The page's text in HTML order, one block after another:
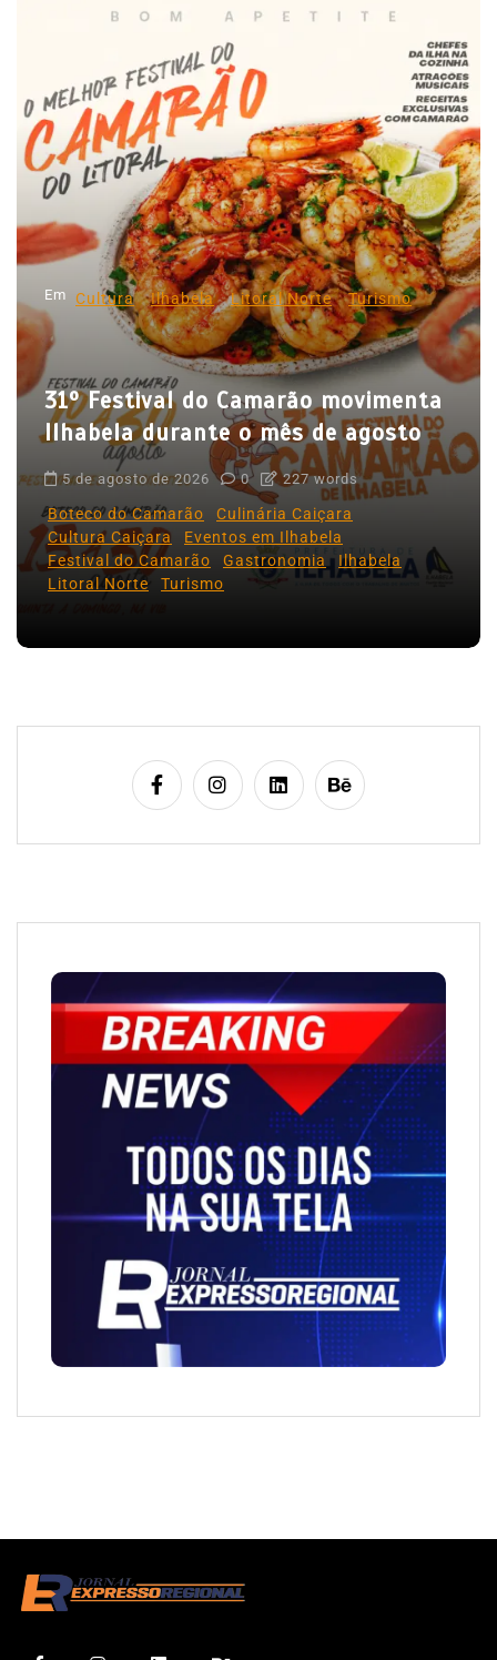
g
a
ç
o
d
e
P
s
Em Cultura Ilhabela Litoral Norte Turismo
31º Festival do Camarão movimenta
Ilhabela durante o mês de agosto
5 de agosto de 2026 0 227 words
Boteco do Camarão
Culinária Caiçara
Cultura Caiçara
Eventos em Ilhabela
Festival do Camarão
Gastronomia
Ilhabela
Litoral Norte
Turismo